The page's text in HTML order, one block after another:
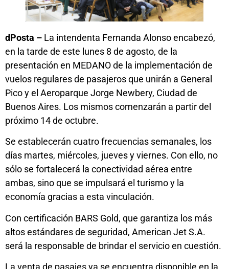
dPosta – La intendenta Fernanda Alonso encabezó,
en la tarde de este lunes 8 de agosto, de la
presentación en MEDANO de la implementación de
vuelos regulares de pasajeros que unirán a General
Pico y el Aeroparque Jorge Newbery, Ciudad de
Buenos Aires. Los mismos comenzarán a partir del
próximo 14 de octubre.
Se establecerán cuatro frecuencias semanales, los
días martes, miércoles, jueves y viernes. Con ello, no
sólo se fortalecerá la conectividad aérea entre
ambas, sino que se impulsará el turismo y la
economía gracias a esta vinculación.
Con certificación BARS Gold, que garantiza los más
altos estándares de seguridad, American Jet S.A.
será la responsable de brindar el servicio en cuestión.
La venta de pasajes ya se encuentra disponible en la